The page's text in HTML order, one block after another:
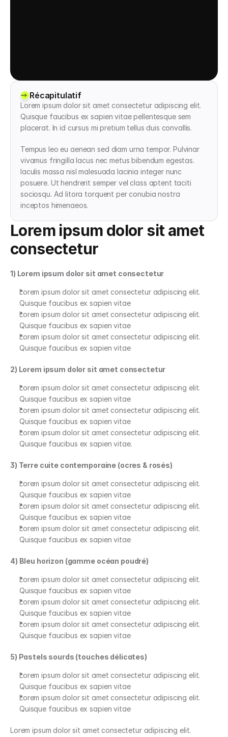
Récapitulatif
Lorem ipsum dolor sit amet consectetur adipiscing elit.
Quisque faucibus ex sapien vitae pellentesque sem
placerat. In id cursus mi pretium tellus duis convallis.
Tempus leo eu aenean sed diam urna tempor. Pulvinar
vivamus fringilla lacus nec metus bibendum egestas.
Iaculis massa nisl malesuada lacinia integer nunc
posuere. Ut hendrerit semper vel class aptent taciti
sociosqu. Ad litora torquent per conubia nostra
inceptos himenaeos.
Lorem ipsum dolor sit amet
consectetur
1) Lorem ipsum dolor sit amet consectetur
Lorem ipsum dolor sit amet consectetur adipiscing elit.
Quisque faucibus ex sapien vitae
Lorem ipsum dolor sit amet consectetur adipiscing elit.
Quisque faucibus ex sapien vitae
Lorem ipsum dolor sit amet consectetur adipiscing elit.
Quisque faucibus ex sapien vitae
2) Lorem ipsum dolor sit amet consectetur
Lorem ipsum dolor sit amet consectetur adipiscing elit.
Quisque faucibus ex sapien vitae
Lorem ipsum dolor sit amet consectetur adipiscing elit.
Quisque faucibus ex sapien vitae
Lorem ipsum dolor sit amet consectetur adipiscing elit.
Quisque faucibus ex sapien vitae.
3) Terre cuite contemporaine (ocres & rosés)
Lorem ipsum dolor sit amet consectetur adipiscing elit.
Quisque faucibus ex sapien vitae
Lorem ipsum dolor sit amet consectetur adipiscing elit.
Quisque faucibus ex sapien vitae
Lorem ipsum dolor sit amet consectetur adipiscing elit.
Quisque faucibus ex sapien vitae
4) Bleu horizon (gamme océan poudré)
Lorem ipsum dolor sit amet consectetur adipiscing elit.
Quisque faucibus ex sapien vitae
Lorem ipsum dolor sit amet consectetur adipiscing elit.
Quisque faucibus ex sapien vitae
Lorem ipsum dolor sit amet consectetur adipiscing elit.
Quisque faucibus ex sapien vitae
5) Pastels sourds (touches délicates)
Lorem ipsum dolor sit amet consectetur adipiscing elit.
Quisque faucibus ex sapien vitae
Lorem ipsum dolor sit amet consectetur adipiscing elit.
Quisque faucibus ex sapien vitae
Lorem ipsum dolor sit amet consectetur adipiscing elit.